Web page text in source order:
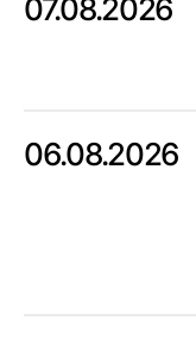
07.08.2026
06.08.2026